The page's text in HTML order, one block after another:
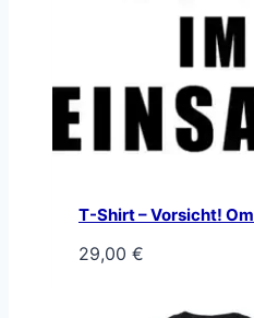
T-Shirt – Vorsicht!
29,00 €